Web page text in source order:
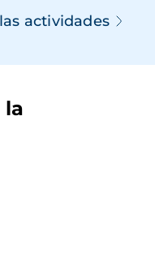
actividades
la